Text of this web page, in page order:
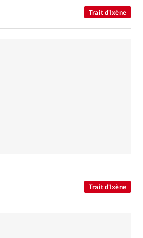
Trait d'Ixène
Trait d'Ixène